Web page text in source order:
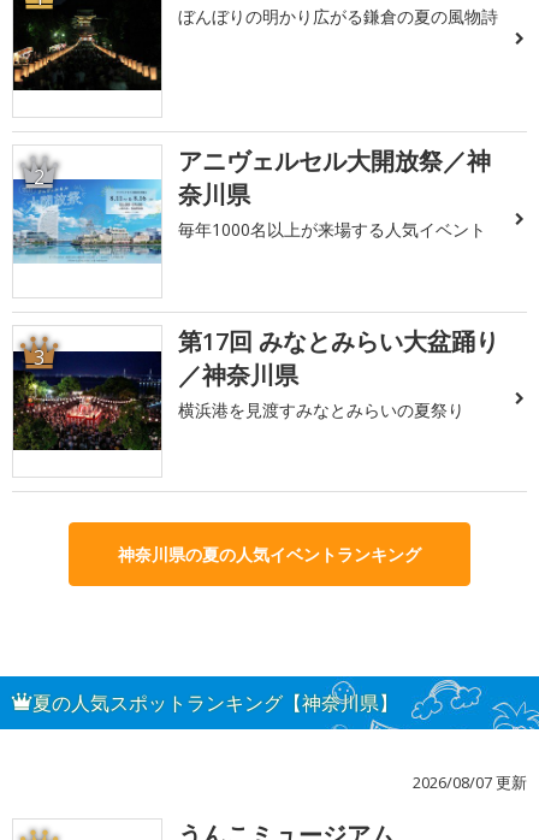
ぼんぼりの明かり広がる鎌倉の夏の風物詩
2
アニヴェルセル大開放祭／神
奈川県
毎年1000名以上が来場する人気イベント
3
第17回 みなとみらい大盆踊り
／神奈川県
横浜港を見渡すみなとみらいの夏祭り
神奈川県の夏の人気イベントランキング
夏の人気スポットランキング【神奈川県】
2026/08/07 更新